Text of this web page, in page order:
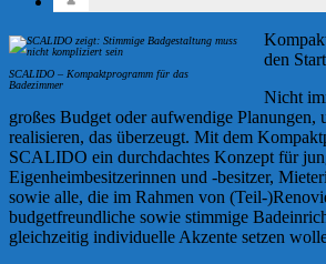
SCALIDO – Kompaktprogramm für das
Badezimmer
den
Nicht
großes Budget oder aufwendige Planungen,
realisieren, das überzeugt. Mit dem
SCALIDO ein durchdachtes Konzept für
Eigenheimbesitzerinnen und -besitzer,
sowie alle, die im Rahmen von (Teil-
budgetfreundliche sowie stimmige
gleichzeitig individuelle Akzente setzen